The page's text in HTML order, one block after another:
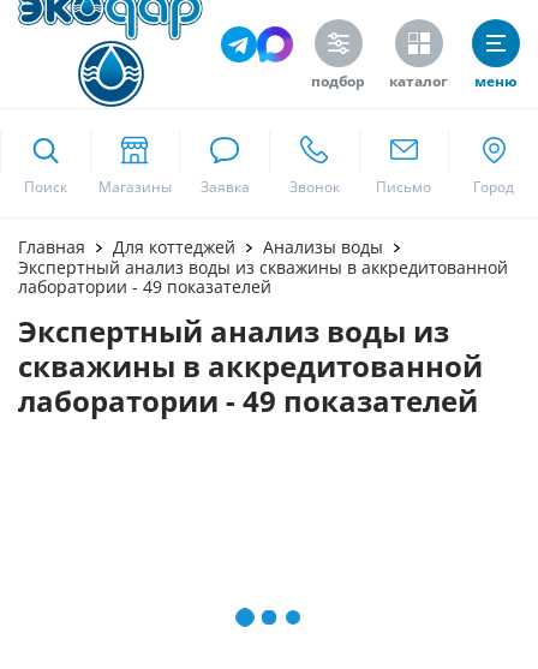
подбор каталог меню
Поиск
Москва
Главная Для коттеджей
Анализы воды
Экспертный анализ воды из скважины в аккредитованной
лаборатории - 49 показателей
Экспертный анализ воды из
скважины в аккредитованной
лаборатории - 49 показателей